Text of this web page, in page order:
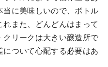
当に美味しいので、ボトル
また、どんどんはまって
リークは大きい醸造所で
ついて心配する必要はあ